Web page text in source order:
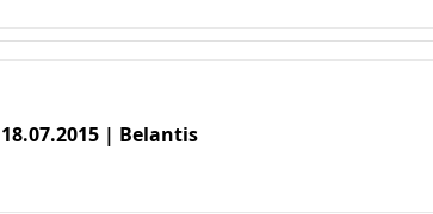
18.07.2015 | Belantis